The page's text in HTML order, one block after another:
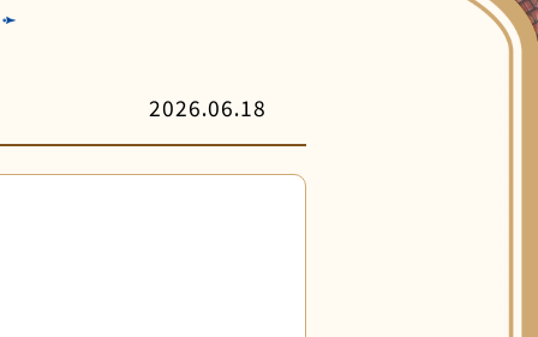
2026.06.18